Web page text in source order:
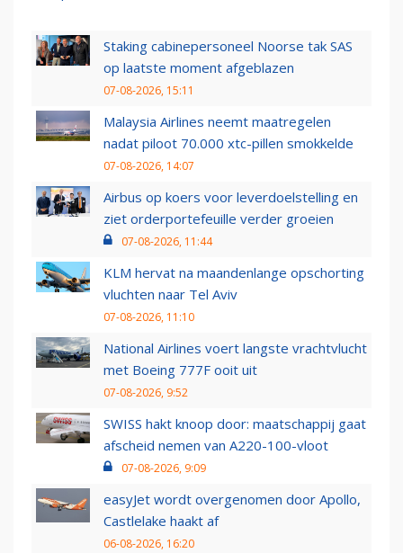
Staking cabinepersoneel Noorse tak SAS
op laatste moment afgeblazen
07-08-2026, 15:11
Malaysia Airlines neemt maatregelen
nadat piloot 70.000 xtc-pillen smokkelde
07-08-2026, 14:07
Airbus op koers voor leverdoelstelling en
ziet orderportefeuille verder groeien
07-08-2026, 11:44
KLM hervat na maandenlange opschorting
vluchten naar Tel Aviv
07-08-2026, 11:10
National Airlines voert langste vrachtvlucht
met Boeing 777F ooit uit
07-08-2026, 9:52
SWISS hakt knoop door: maatschappij gaat
afscheid nemen van A220-100-vloot
07-08-2026, 9:09
easyJet wordt overgenomen door Apollo,
Castlelake haakt af
06-08-2026, 16:20